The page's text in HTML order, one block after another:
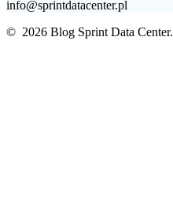
info@sprintdatacenter.pl
© 2026 Blog Sprint Data Center.